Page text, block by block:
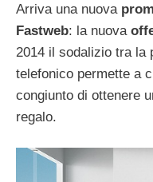
Arriva una nuova
Fastweb: la nuova
2014 il sodalizio tra la
telefonico permette a
congiunto di ottenere
regalo.